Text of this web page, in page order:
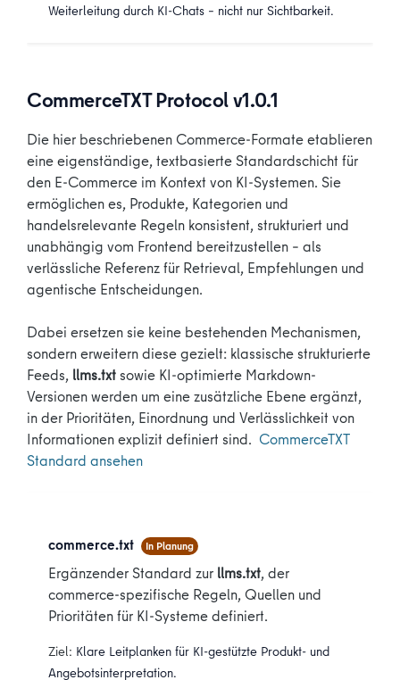
Weiterleitung durch KI-Chats – nicht nur Sichtbarkeit.
CommerceTXT Protocol v1.0.1
Die hier beschriebenen Commerce-Formate etablieren
eine eigenständige, textbasierte Standardschicht für
den E-Commerce im Kontext von KI-Systemen. Sie
ermöglichen es, Produkte, Kategorien und
handelsrelevante Regeln konsistent, strukturiert und
unabhängig vom Frontend bereitzustellen – als
verlässliche Referenz für Retrieval, Empfehlungen und
agentische Entscheidungen.
Dabei ersetzen sie keine bestehenden Mechanismen,
sondern erweitern diese gezielt: klassische strukturierte
Feeds, llms.txt sowie KI-optimierte Markdown-
Versionen werden um eine zusätzliche Ebene ergänzt,
in der Prioritäten, Einordnung und Verlässlichkeit von
Informationen explizit definiert sind. CommerceTXT
Standard ansehen
commerce.txt In Planung
Ergänzender Standard zur llms.txt, der
commerce-spezifische Regeln, Quellen und
Prioritäten für KI-Systeme definiert.
Ziel: Klare Leitplanken für KI-gestützte Produkt- und
Angebotsinterpretation.